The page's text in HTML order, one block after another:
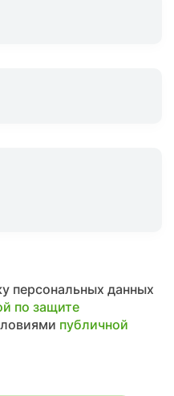
персональных данных
по защите
публичной